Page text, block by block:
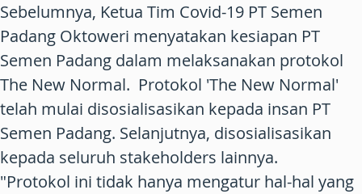
Sebelumnya, Ketua Tim Covid-19 PT Semen
Padang Oktoweri menyatakan kesiapan PT
Semen Padang dalam melaksanakan protokol
The New Normal. Protokol 'The New Normal'
telah mulai disosialisasikan kepada insan PT
Semen Padang. Selanjutnya, disosialisasikan
kepada seluruh stakeholders lainnya.
"Protokol ini tidak hanya mengatur hal-hal yang